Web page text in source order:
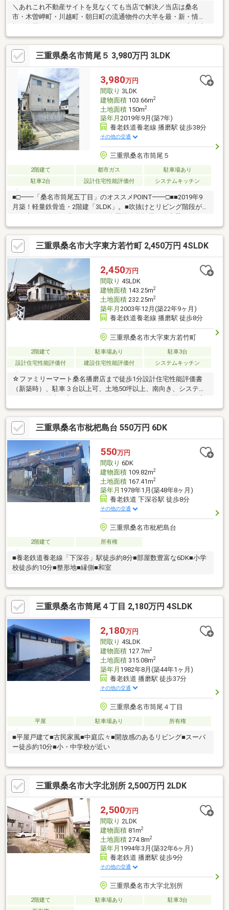
＼あれこれ不動産サイトを見なくても当店で解決／当店は桑名
市・木曽岬町・川越町・朝日町の流通物件の大半を最・新・情・
田東小学校／陵成中学校◆三交バス「陽だまりの丘北」停徒歩約
6分◆リビングイン階段◆玄関広め収納スペースあり◆スーパー
まで車で約5分※写真をクリックすると、詳細をご覧いただけます
＝＝＝＝＝＝＝＝＝＝＝＝＝＝＝＝＝＝＝＝＝＝＝＝＝《失敗し
ない住宅ローン選び！》豊富な銀行金利情報を持っていますの
で、お客様の安心ゆとりのある資金計画をご提案できます。＝＝
＝＝＝＝＝＝＝＝＝＝＝＝＝＝＝＝＝＝＝＝＝＝＝
三重県桑名市筒尾５ 3,980万円 3LDK
3,980万円
間取り 3LDK
建物面積103.66m2
土地面積150m2
築年月 2019年9月(築7年)
養老鉄道養老線 播磨駅 徒歩38分
その他の交通
三重県桑名市筒尾５
2階建て 都市ガス
駐車場あり
駐車2台
設計住宅性能評価付 システムキッチン
■□━━「桑名市筒尾五丁目」のオススメPOINT━━□■■2019年9
月築！軽量鉄骨造・2階建「3LDK」。■吹抜けとリビング階段があ
た、使いやすい対面式キッチン。■水回りが近く、家事動線良好
な間取り。■在宅ワークや勉強場所として活躍するカウンタース
ペース有り。■ウォークインクローゼットをはじめ、全居室収納
付き。■カースペースに2台駐車可能です(車種による)。■名古屋駅
前バスセンターおよび名古屋栄行き高速バス停まで徒歩2分■周辺
環境・ファミリーマート桑名陽だまりの丘店まで徒歩3分(約
220m)
三重県桑名市大字東方若竹町 2,450万円 4SLDK
2,450万円
間取り 4SLDK
建物面積143.25m2
土地面積232.25m2
築年月 2003年12月(築22年9ヶ月)
養老鉄道養老線 播磨駅 徒歩8分
三重県桑名市大字東方若竹町
2階建て 駐車場あり
駐車3台
設計住宅性能評価付
建設住宅性能評価付 システムキッチン
☆ファミリーマート桑名播磨店まで徒歩1分設計住宅性能評価書
（新築時）、駐車３台以上可、土地50坪以上、南向き、システム
キッチン、陽当り良好、駅まで平坦、南側道路面す、閑静な住宅
地、前道６ｍ以上、角地、和室、整形地、庭、対面式キッチン、
トイレ２ヶ所、２階建、南面バルコニー、ウォークインクローゼ
ット、周辺交通量少なめ、隣家との間隔が大きい
三重県桑名市枇杷島台 550万円 6DK
550万円
間取り 6DK
建物面積109.82m2
土地面積167.41m2
築年月 1978年1月(築48年8ヶ月)
養老鉄道 下深谷駅 徒歩8分
その他の交通
三重県桑名市枇杷島台
2階建て 所有権
■養老鉄道養老線「下深谷」駅徒歩約8分■部屋数豊富な6DK■小学
校徒歩約10分■整形地■縁側■和室
三重県桑名市筒尾４丁目 2,180万円 4SLDK
2,180万円
間取り 4SLDK
建物面積127.7m2
土地面積315.08m2
築年月 1982年8月(築44年1ヶ月)
養老鉄道 播磨駅 徒歩37分
その他の交通
三重県桑名市筒尾４丁目
平屋 駐車場あり 所有権
■平屋戸建て■古民家風■中庭広々■開放感のあるリビング■スーパ
ー徒歩約10分■小・中学校が近い
三重県桑名市大字北別所 2,500万円 2LDK
2,500万円
間取り 2LDK
建物面積81m2
土地面積274.8m2
築年月 1994年3月(築32年6ヶ月)
養老鉄道 播磨駅 徒歩9分
その他の交通
三重県桑名市大字北別所
2階建て 駐車場あり
駐車3台